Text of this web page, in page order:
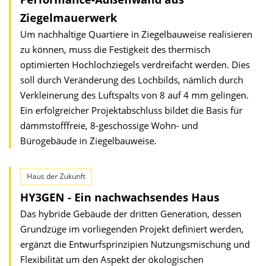
Ziegelmauerwerk
Um nachhaltige Quartiere in Ziegelbauweise realisieren
zu können, muss die Festigkeit des thermisch
optimierten Hochlochziegels verdreifacht werden. Dies
soll durch Veränderung des Lochbilds, nämlich durch
Verkleinerung des Luftspalts von 8 auf 4 mm gelingen.
Ein erfolgreicher Projektabschluss bildet die Basis für
dämmstofffreie, 8-geschossige Wohn- und
Bürogebäude in Ziegelbauweise.
Haus der Zukunft
HY3GEN - Ein nachwachsendes Haus
Das hybride Gebäude der dritten Generation, dessen
Grundzüge im vorliegenden Projekt definiert werden,
ergänzt die Entwurfsprinzipien Nutzungsmischung und
Flexibilität um den Aspekt der ökologischen